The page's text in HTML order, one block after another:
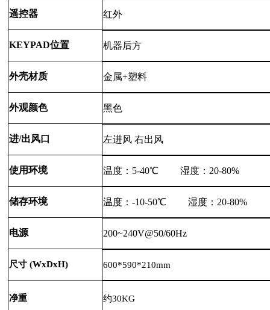
遥控器 红外
KEYPAD位置 机器后方
外壳材质 金属+塑料
外观颜色 黑色
进/出风口 左进风 右出风
使用环境 温度：5-40℃ 湿度：20-80%
储存环境 温度：-10-50℃ 湿度：20-80%
电源 200~240V@50/60Hz
尺寸 (WxDxH) 600*590*210mm
净重 约30KG